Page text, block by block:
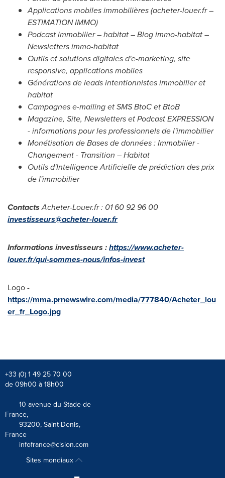
Applications mobiles immobilières (acheter-louer.fr –
ESTIMATION IMMO)
Podcast immobilier – habitat – Blog immo-habitat –
Newsletters immo-habitat
Outils et solutions digitales d'e-marketing, site
responsive, applications mobiles
Générations de leads intentionnistes immobilier et
habitat
Campagnes e-mailing et SMS BtoC et BtoB
Magazine, Site, Newsletters et Podcast EXPRESSION
- informations pour les professionnels de l'immobilier
Monétisation de Bases de données : Immobilier -
Changement - Transition – Habitat
Outils d'Intelligence Artificielle de prédiction des prix
de l'immobilier
ContactsAcheter-Louer.fr : 01 60 92 96 00
investisseurs@acheter-louer.fr
Informations investisseurs :https://www.acheter-
louer.fr/qui-sommes-nous/infos-invest
Logo -
https://mma.prnewswire.com/media/777840/Acheter_lou
er_fr_Logo.jpg
+33 (0) 1 49 25 70 00
de 09h00 à 18h00
10 avenue du Stade de
France,
93200, Saint-Denis,
France
infofrance@cision.com
Sites mondiaux